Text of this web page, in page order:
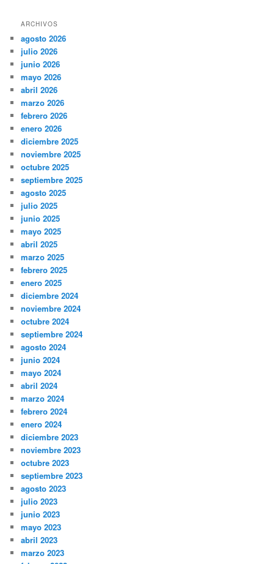
ARCHIVOS
agosto 2026
julio 2026
junio 2026
mayo 2026
abril 2026
marzo 2026
febrero 2026
enero 2026
diciembre 2025
noviembre 2025
octubre 2025
septiembre 2025
agosto 2025
julio 2025
junio 2025
mayo 2025
abril 2025
marzo 2025
febrero 2025
enero 2025
diciembre 2024
noviembre 2024
octubre 2024
septiembre 2024
agosto 2024
junio 2024
mayo 2024
abril 2024
marzo 2024
febrero 2024
enero 2024
diciembre 2023
noviembre 2023
octubre 2023
septiembre 2023
agosto 2023
julio 2023
junio 2023
mayo 2023
abril 2023
marzo 2023